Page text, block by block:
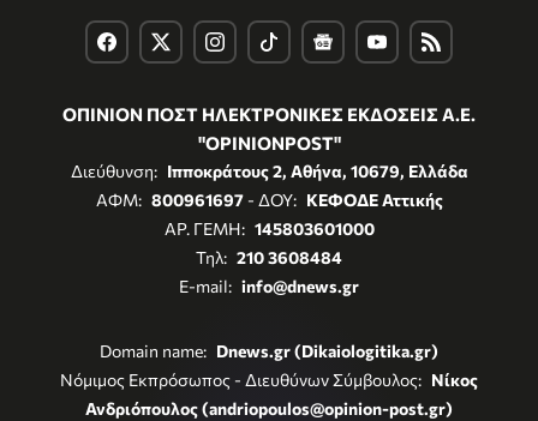
ΟΠΙΝΙΟΝ ΠΟΣΤ ΗΛΕΚΤΡΟΝΙΚΕΣ ΕΚΔΟΣΕΙΣ Α.Ε.
"OPINIONPOST"
Διεύθυνση: Ιπποκράτους 2, Αθήνα, 10679, Ελλάδα
ΑΦΜ: 800961697- ΔΟΥ: ΚΕΦΟΔΕ Αττικής
ΑΡ. ΓΕΜΗ: 145803601000
Τηλ: 210 3608484
E-mail: info@dnews.gr
Domain name: Dnews.gr (Dikaiologitika.gr)
Νόμιμος Εκπρόσωπος - Διευθύνων Σύμβουλος: Νίκος
Ανδριόπουλος (andriopoulos@opinion-post.gr)